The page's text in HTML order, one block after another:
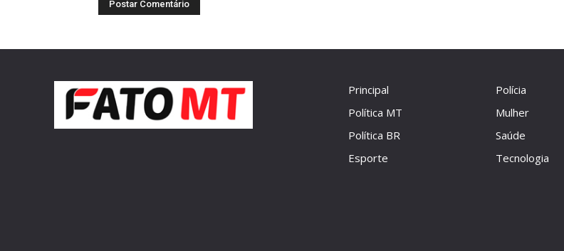
Principal
Política MT
Política BR
Esporte
Polícia
Mulher
Saúde
Tecnologia